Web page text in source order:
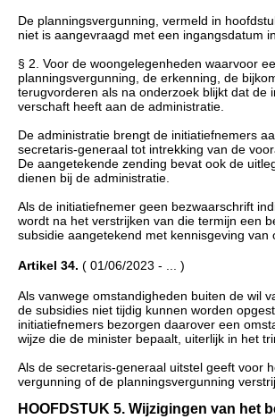
De planningsvergunning, vermeld in
niet is aangevraagd met een ingangsdatum
§ 2. Voor de woongelegenheden waarvoor
planningsvergunning, de erkenning, de
terugvorderen als na onderzoek blijkt dat de
verschaft heeft aan de administratie.
De administratie brengt de initiatiefnemers
secretaris-generaal tot intrekking van de
De aangetekende zending bevat ook de
dienen bij de administratie.
Als de initiatiefnemer geen bezwaarschrift
wordt na het verstrijken van die termijn een
subsidie aangetekend met kennisgeving
Artikel 34. ( 01/06/2023 - ... )
Als vanwege omstandigheden buiten de wil
de subsidies niet tijdig kunnen worden
initiatiefnemers bezorgen daarover een
wijze die de minister bepaalt, uiterlijk in het
Als de secretaris-generaal uitstel geeft voor
vergunning of de planningsvergunning
HOOFDSTUK 5. Wijzigingen van het